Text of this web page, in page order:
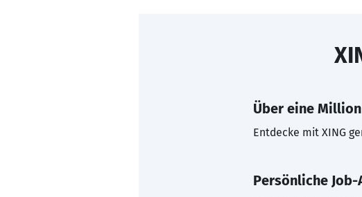
Über eine
Entdecke mit XING
Persönliche